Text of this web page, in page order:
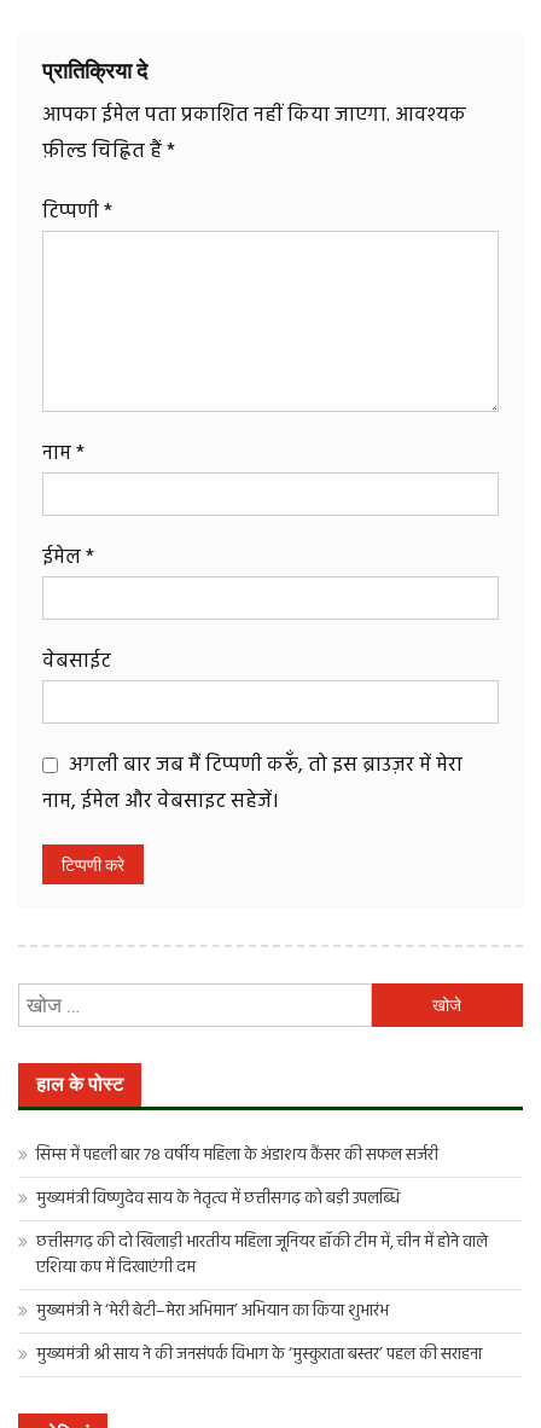
प्रातिक्रिया दे
आपका ईमेल पता प्रकाशित नहीं किया जाएगा. आवश्यक
फ़ील्ड चिह्नित हैं*
टिप्पणी*
नाम*
ईमेल*
वेबसाईट
अगली बार जब मैं टिप्पणी करूँ, तो इस ब्राउज़र में मेरा
नाम, ईमेल और वेबसाइट सहेजें।
को
हाल के पोस्ट
सिम्स में पहली बार 78 वर्षीय महिला के अंडाशय कैंसर की सफल सर्जरी
मुख्यमंत्री विष्णुदेव साय के नेतृत्व में छत्तीसगढ़ को बड़ी उपलब्धि
छत्तीसगढ़ की दो खिलाड़ी भारतीय महिला जूनियर हॉकी टीम में, चीन में होने वाले
एशिया कप में दिखाएंगी दम
मुख्यमंत्री ने ‘मेरी बेटी–मेरा अभिमान’ अभियान का किया शुभारंभ
मुख्यमंत्री श्री साय ने की जनसंपर्क विभाग के ‘मुस्कुराता बस्तर’ पहल की सराहना